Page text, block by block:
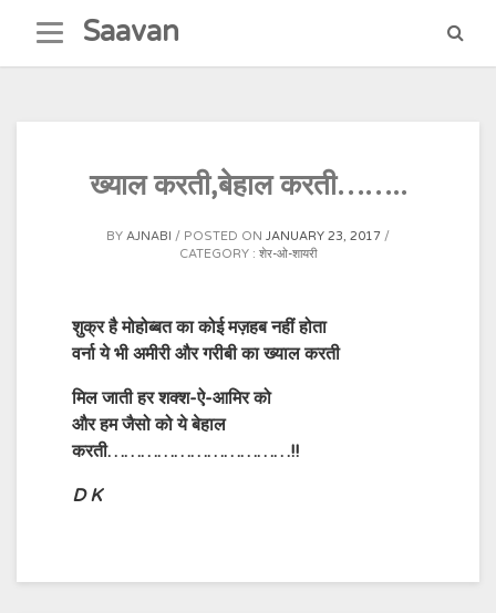
content
Saavan
ख्याल करती,बेहाल करती……..
BY AJNABI POSTED ON JANUARY 23, 2017
CATEGORY : शेर-ओ-शायरी
शुक्र है मोहोब्बत का कोई मज़हब नहीं होता
वर्ना ये भी अमीरी और गरीबी का ख्याल करती
मिल जाती हर शक्श-ऐ-आमिर को
और हम जैसो को ये बेहाल
करती……………………………!!
D K